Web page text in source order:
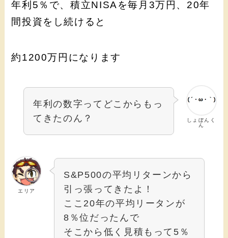
年利5％で、積立NISAを毎月3万円、20年
間投資をし続けると
約1200万円になります
しょぼんく
ん
年利の数字ってどこからもっ
てきたのん？
エリア
S&P500の平均リターンから
引っ張ってきたよ！
ここ20年の平均リータンが
8％位だったんで
そこから低く見積もって5％